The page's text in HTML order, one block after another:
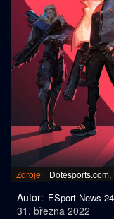
Zdroje: Dotesports.com,
Autor: ESport News 24
31. března 2022